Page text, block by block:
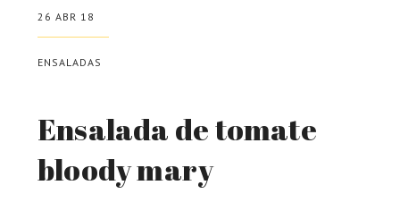
26 ABR 18
ENSALADAS
Ensalada de tomate
bloody mary